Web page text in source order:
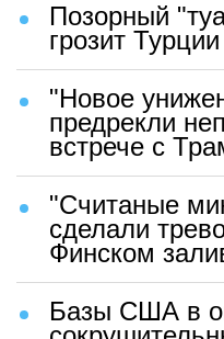
Позорный
грозит
"Новое
предрекли
встрече с
"Считаные
сделали
Финском
Базы США в